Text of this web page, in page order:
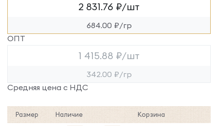
2 831.76 ₽/шт
684.00 ₽/гр
ОПТ
1 415.88 ₽/шт
342.00 ₽/гр
Средняя цена с НДС
Размер Наличие Корзина